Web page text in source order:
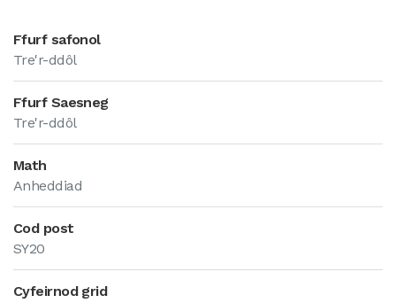
Ffurf safonol
Tre'r-ddôl
Ffurf Saesneg
Tre'r-ddôl
Math
Anheddiad
Cod post
SY20
Cyfeirnod grid